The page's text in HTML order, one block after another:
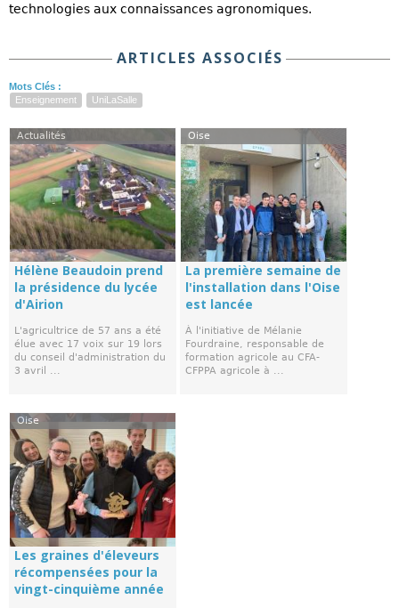
technologies aux connaissances agronomiques.
ARTICLES ASSOCIÉS
Mots Clés :
Enseignement
UniLaSalle
Actualités
Hélène Beaudoin prend
la présidence du lycée
d'Airion
L'agricultrice de 57 ans a été
élue avec 17 voix sur 19 lors
du conseil d'administration du
3 avril ...
Oise
La première semaine de
l'installation dans l'Oise
est lancée
À l'initiative de Mélanie
Fourdraine, responsable de
formation agricole au CFA-
CFPPA agricole à ...
Oise
Les graines d'éleveurs
récompensées pour la
vingt-cinquième année